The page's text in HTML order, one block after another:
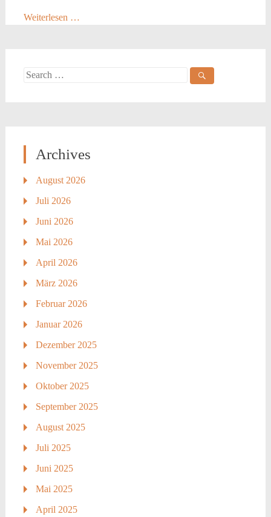
Weiterlesen …
Search
Archives
August 2026
Juli 2026
Juni 2026
Mai 2026
April 2026
März 2026
Februar 2026
Januar 2026
Dezember 2025
November 2025
Oktober 2025
September 2025
August 2025
Juli 2025
Juni 2025
Mai 2025
April 2025